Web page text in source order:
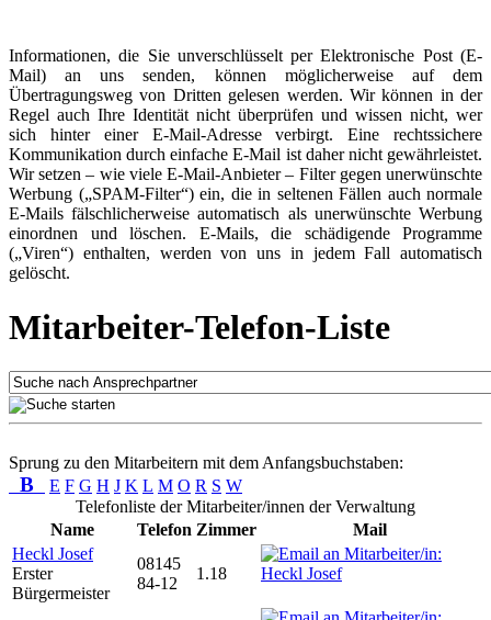
Informationen, die Sie unverschlüsselt per Elektronische Post (E-
Mail) an uns senden, können möglicherweise auf dem
Übertragungsweg von Dritten gelesen werden. Wir können in der
Regel auch Ihre Identität nicht überprüfen und wissen nicht, wer
sich hinter einer E-Mail-Adresse verbirgt. Eine rechtssichere
Kommunikation durch einfache E-Mail ist daher nicht gewährleistet.
Wir setzen – wie viele E-Mail-Anbieter – Filter gegen unerwünschte
Werbung („SPAM-Filter“) ein, die in seltenen Fällen auch normale
E-Mails fälschlicherweise automatisch als unerwünschte Werbung
einordnen und löschen. E-Mails, die schädigende Programme
(„Viren“) enthalten, werden von uns in jedem Fall automatisch
gelöscht.
Mitarbeiter-Telefon-Liste
Sprung zu den Mitarbeitern mit dem Anfangsbuchstaben:
B E F G H J K L M O R S W
Telefonliste der Mitarbeiter/innen der Verwaltung
Name
Telefon Zimmer
Mail
Heckl Josef
Erster
Bürgermeister
08145
84-12
1.18